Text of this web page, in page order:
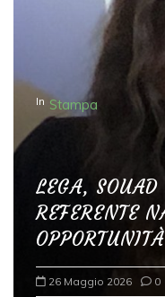
In Stampa
LEGA,
REFERENTE
OPPORTUNITÀ
26 Maggio 2026 0